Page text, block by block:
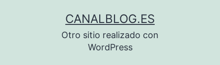
CANALBLOG.ES
Otro sitio realizado con
WordPress